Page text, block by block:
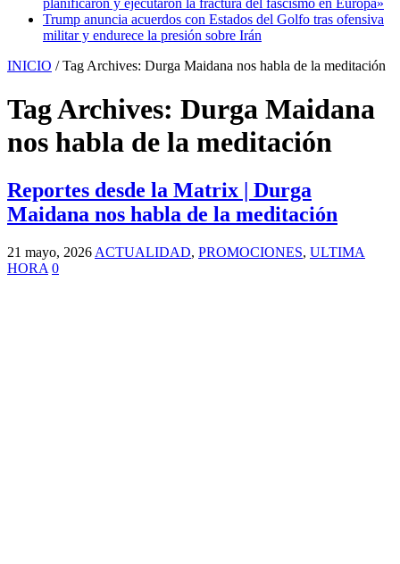
Trump anuncia acuerdos con Estados del Golfo tras ofensiva
militar y endurece la presión sobre Irán
INICIO / Tag Archives: Durga Maidana nos habla de la meditación
Tag Archives: Durga Maidana
nos habla de la meditación
Reportes desde la Matrix | Durga
Maidana nos habla de la meditación
21 mayo, 2026 ACTUALIDAD, PROMOCIONES, ULTIMA
HORA 0